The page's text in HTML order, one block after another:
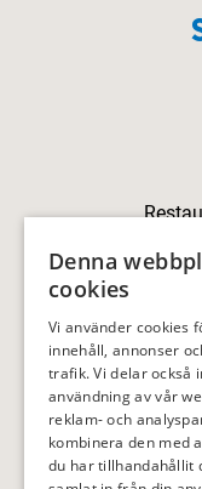
Denna
cookies
Vi använder cookies
innehåll, annonser
trafik. Vi delar också
användning av vår
reklam- och
kombinera den med
du har tillhandahållit